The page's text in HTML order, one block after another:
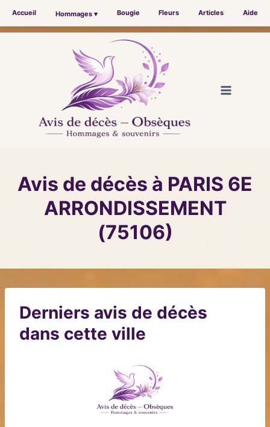
Accueil Hommages ▾ Bougie Fleurs Articles Aide
Avis de décès à PARIS 6E
ARRONDISSEMENT
(75106)
Derniers avis de décès
dans cette ville